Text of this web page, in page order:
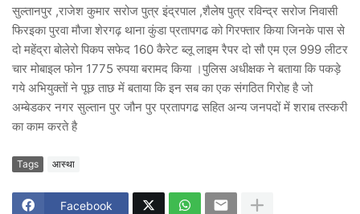
सुल्तानपुर ,राजेश कुमार सरोज पुत्र इंद्रपाल ,शैलेष पुत्र रविन्द्र सरोज निवासी
फिरइका पुरवा मौजा शेरगढ़ थाना कुंडा प्रतापगढ को गिरफ्तार किया जिनके पास से
दो महेंद्रा बोलेरो पिकप सफेद 160 कैरेट ब्लू लाइम रैपर दो सौ एम एल 999 लीटर
चार मोबाइल फोन 1775 रुपया बरामद किया ।पुलिस अधीक्षक ने बताया कि पकड़े
गये अभियुक्तों ने पूछ ताछ में बताया कि इन सब का एक संगठित गिरोह है जो
अम्बेडकर नगर सुल्तान पुर जौन पुर प्रतापगढ सहित अन्य जनपदों में शराब तस्करी
का काम करते है
Tags आस्था
Facebook